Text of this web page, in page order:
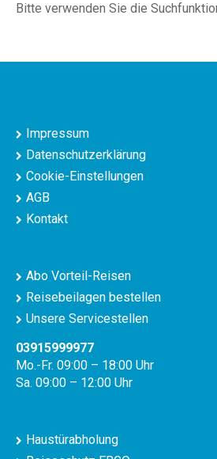
Bitte verwenden Sie die
Impressum
Datenschutzerklärung
Cookie-Einstellungen
AGB
Kontakt
Abo Vorteil-Reisen
Reisebeilagen bestellen
Unsere Servicestellen
03915999977
Mo.-Fr. 09:00 – 18:00 Uhr
Sa. 09:00 – 12:00 Uhr
Haustürabholung